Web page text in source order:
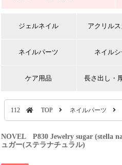
ジェルネイル アクリル
ネイルパーツ ネイル
ケア用品 長さ出し・
112 TOP ネイルパーツ
NOVEL P830 Jewelry sugar (stella
ュガー(ステラナチュラル)